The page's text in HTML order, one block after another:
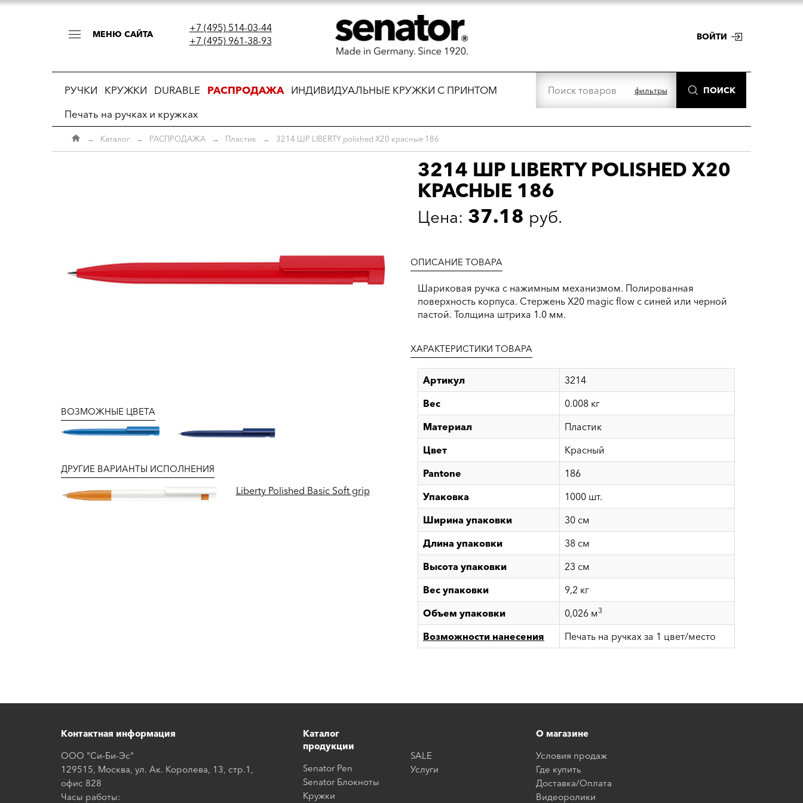
МЕНЮ САЙТА
+7 (495) 514-03-44
+7 (495) 961-38-93
ВОЙТИ
РУЧКИ КРУЖКИ DURABLE РАСПРОДАЖА
ИНДИВИДУАЛЬНЫЕ КРУЖКИ С ПРИНТОМ
Печать на ручках и кружках
фильтры ПОИСК
→ Каталог → РАСПРОДАЖА → Пластик → 3214 ШР LIBERTY polished X20 красные 186
3214 ШР LIBERTY POLISHED X20
КРАСНЫЕ 186
Цена: 37.18 руб.
ОПИСАНИЕ ТОВАРА
Шариковая ручка с нажимным механизмом. Полированная
поверхность корпуса. Стержень X20 magic flow c синей или черной
пастой. Толщина штриха 1.0 мм.
ХАРАКТЕРИСТИКИ ТОВАРА
Артикул
3214
Вес
0.008 кг
Материал
Пластик
Цвет
Красный
Pantone
186
Упаковка
1000 шт.
Ширина упаковки
30 см
Длина упаковки
38 см
Высота упаковки
23 см
Вес упаковки
9,2 кг
Объем упаковки
0,026 м3
Возможности нанесения Печать на ручках за 1 цвет/место
ВОЗМОЖНЫЕ ЦВЕТА
ДРУГИЕ ВАРИАНТЫ ИСПОЛНЕНИЯ
Liberty Polished Basic Soft grip
Контактная информация
ООО "Си-Би-Эс"
129515, Москва, ул. Ак. Королева, 13, стр.1,
офис 828
Часы работы:
Каталог
продукции
Senator Pen
Senator Блокноты
Кружки
SALE
Услуги
О магазине
Условия продаж
Где купить
Доставка/Оплата
Видеоролики